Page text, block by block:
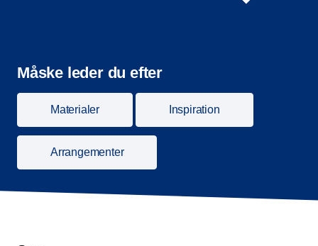
Måske leder du efter
Materialer Inspiration
Arrangementer